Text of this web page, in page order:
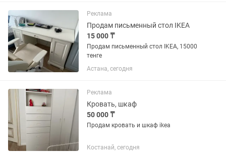
стоят 45 000 тг за...
Реклама
Продам письменный стол IKEA
15 000 ₸
Продам письменный стол IKEA, 15000
тенге
Астана, сегодня
Реклама
Кровать, шкаф
50 000 ₸
Продам кровать и шкаф ikea
Костанай, сегодня